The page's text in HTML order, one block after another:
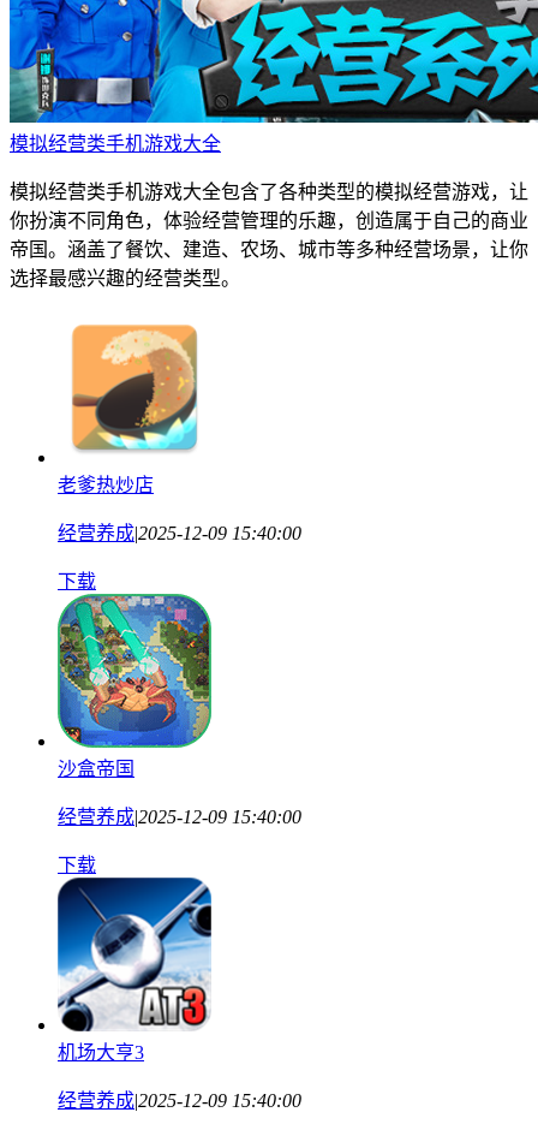
模拟经营类手机游戏大全
模拟经营类手机游戏大全包含了各种类型的模拟经营游戏，让
你扮演不同角色，体验经营管理的乐趣，创造属于自己的商业
帝国。涵盖了餐饮、建造、农场、城市等多种经营场景，让你
选择最感兴趣的经营类型。
老爹热炒店
经营养成|2025-12-09 15:40:00
下载
沙盒帝国
经营养成|2025-12-09 15:40:00
下载
机场大亨3
经营养成|2025-12-09 15:40:00